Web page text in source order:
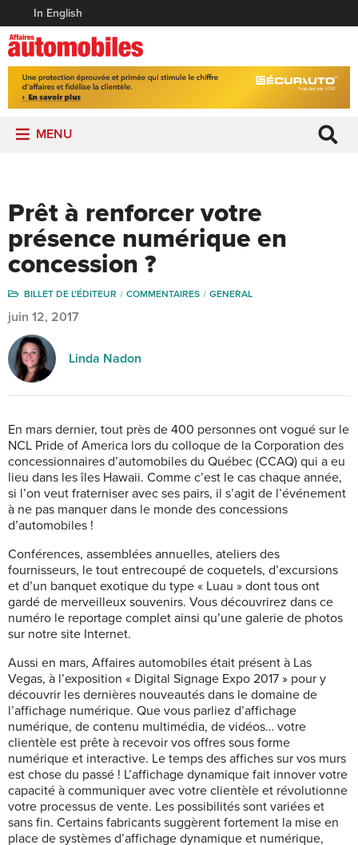
In English
MENU
Prêt à renforcer votre
présence numérique en
concession ?
BILLET DE L'ÉDITEUR COMMENTAIRES GENERAL
juin 12, 2017
Linda Nadon
En mars dernier, tout près de 400 personnes ont vogué sur le
NCL Pride of America lors du colloque de la Corporation des
concessionnaires d’automobiles du Québec (CCAQ) qui a eu
lieu dans les îles Hawaii. Comme c’est le cas chaque année,
si l’on veut fraterniser avec ses pairs, il s’agit de l’événement
à ne pas manquer dans le monde des concessions
d’automobiles !
Conférences, assemblées annuelles, ateliers des
fournisseurs, le tout entrecoupé de coquetels, d’excursions
et d’un banquet exotique du type « Luau » dont tous ont
gardé de merveilleux souvenirs. Vous découvrirez dans ce
numéro le reportage complet ainsi qu’une galerie de photos
sur notre site Internet.
Aussi en mars, Affaires automobiles était présent à Las
Vegas, à l’exposition « Digital Signage Expo 2017 » pour y
découvrir les dernières nouveautés dans le domaine de
l’affichage numérique. Que vous parliez d’affichage
numérique, de contenu multimédia, de vidéos… votre
clientèle est prête à recevoir vos offres sous forme
numérique et interactive. Le temps des affiches sur vos murs
est chose du passé ! L’affichage dynamique fait innover votre
capacité à communiquer avec votre clientèle et révolutionne
votre processus de vente. Les possibilités sont variées et
sans fin. Certains fabricants suggèrent fortement la mise en
place de systèmes d’affichage dynamique et numérique,